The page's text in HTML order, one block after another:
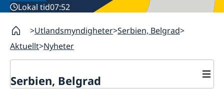
Lokal tid07:52
Utlandsmyndigheter Serbien, Belgrad
Aktuellt Nyheter
Serbien, Belgrad